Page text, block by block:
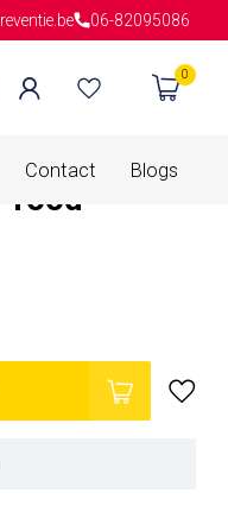
vanaf € 150,- in
06-82095086
0
Contact Blogs
rood